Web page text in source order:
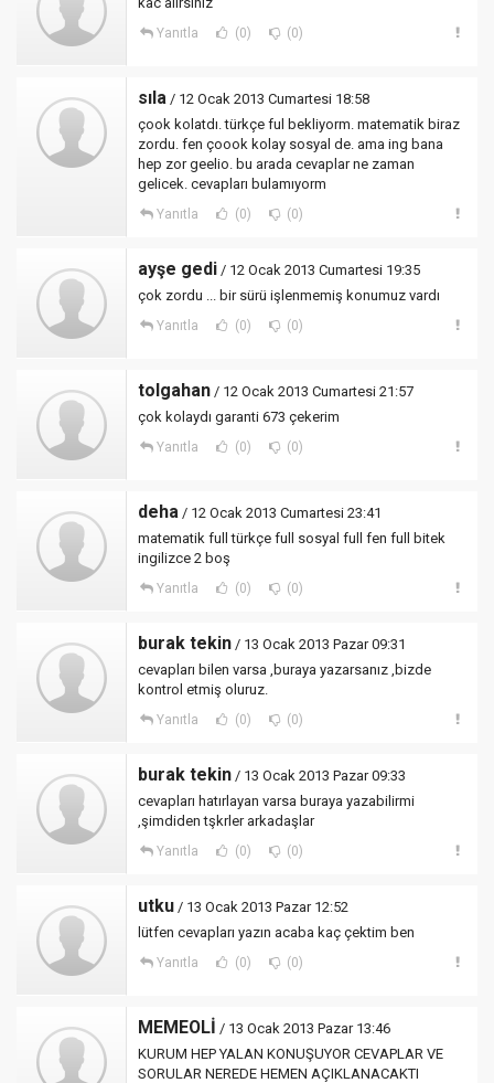
Yanıtla (0) (0)
sıla / 12 Ocak 2013 Cumartesi 18:58
çook kolatdı. türkçe ful bekliyorm. matematik biraz
zordu. fen çoook kolay sosyal de. ama ing bana
hep zor geelio. bu arada cevaplar ne zaman
gelicek. cevapları bulamıyorm
Yanıtla (0) (0)
ayşe gedi / 12 Ocak 2013 Cumartesi 19:35
çok zordu ... bir sürü işlenmemiş konumuz vardı
Yanıtla (0) (0)
tolgahan / 12 Ocak 2013 Cumartesi 21:57
çok kolaydı garanti 673 çekerim
Yanıtla (0) (0)
deha / 12 Ocak 2013 Cumartesi 23:41
matematik full türkçe full sosyal full fen full bitek
ingilizce 2 boş
Yanıtla (0) (0)
burak tekin / 13 Ocak 2013 Pazar 09:31
cevapları bilen varsa ,buraya yazarsanız ,bizde
kontrol etmiş oluruz.
Yanıtla (0) (0)
burak tekin / 13 Ocak 2013 Pazar 09:33
cevapları hatırlayan varsa buraya yazabilirmi
,şimdiden tşkrler arkadaşlar
Yanıtla (0) (0)
utku / 13 Ocak 2013 Pazar 12:52
lütfen cevapları yazın acaba kaç çektim ben
Yanıtla (0) (0)
MEMEOLİ / 13 Ocak 2013 Pazar 13:46
KURUM HEP YALAN KONUŞUYOR CEVAPLAR VE
SORULAR NEREDE HEMEN AÇIKLANACAKTI